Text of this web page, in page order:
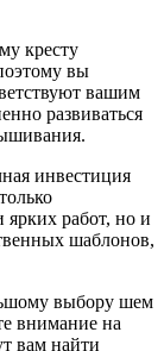
кресту
вы
вашим
развиваться
инвестиция
ярких работ, но и
шаблонов,
выбору шем
внимание на
вам найти